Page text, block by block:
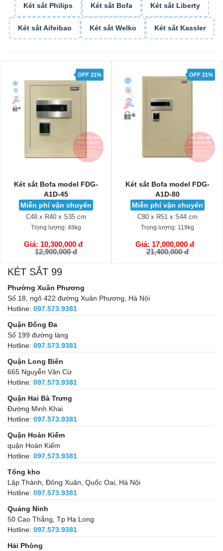
Két sắt Philips Két sắt Bofa Két sắt Liberty
Két sắt Aifeibao Két sắt Welko Két sắt Kassler
OFF 21%
Két sắt Bofa model FDG-
A1D-45
Miễn phí vận chuyển
C48 x R40 x S35 cm
Trọng lượng:48kg
Giá: 10,300,000 đ
12,900,000 đ
GIỎ HÀNG
OFF 21%
Két sắt Bofa model FDG-
A1D-80
Miễn phí vận chuyển
C80 x R51 x S44 cm
Trọng lượng:119kg
Giá: 17,000,000 đ
21,400,000 đ
GIỎ HÀNG
KÉT SẮT 99
Phường Xuân Phương
Số 18, ngõ 422 đường Xuân Phương, Hà Nội
Hotline: 097.573.9381
Quận Đống Đa
Số 199 đường láng
Hotline: 097.573.9381
Quận Long Biên
665 Nguyễn Văn Cừ
Hotline: 097.573.9381
Quận Hai Bà Trưng
Đường Minh Khai
Hotline: 097.573.9381
Quận Hoàn Kiếm
quận Hoàn Kiếm
Hotline: 097.573.9381
Tổng kho
Lập Thành, Đông Xuân, Quốc Oai, Hà Nội
Hotline: 097.573.9381
Quảng Ninh
50 Cao Thắng, Tp Hạ Long
Hotline: 097.573.9381
Hải Phòng